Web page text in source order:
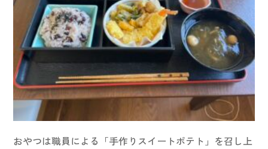
おやつは職員による「手作りスイートポテト」を召し上